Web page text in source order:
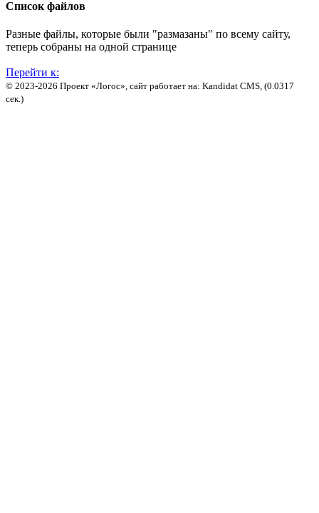
Список файлов
Разные файлы, которые были "размазаны" по всему сайту,
теперь собраны на одной странице
Перейти к:
© 2023-2026 Проект «Логос», сайт работает на: Kandidat CMS, (0.0317
сек.)